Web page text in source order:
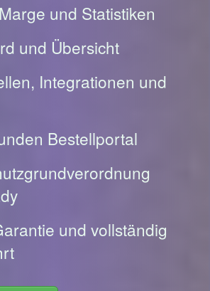
und Statistiken
und Übersicht
Integrationen und
Bestellportal
und vollständig